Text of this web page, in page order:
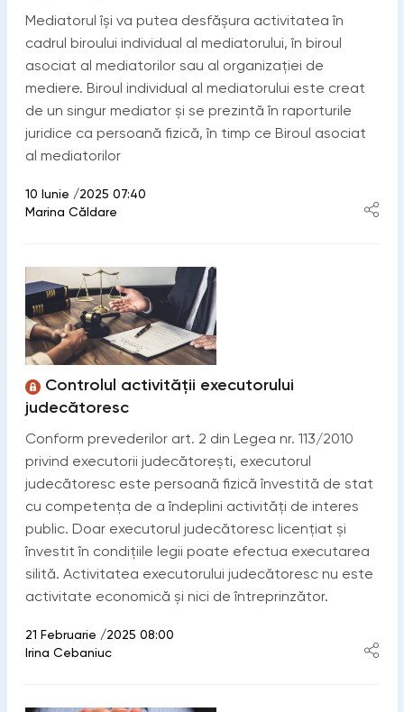
Mediatorul își va putea desfășura activitatea în
cadrul biroului individual al mediatorului, în biroul
asociat al mediatorilor sau al organizației de
mediere. Biroul individual al mediatorului este creat
de un singur mediator şi se prezintă în raporturile
juridice ca persoană fizică, în timp ce Biroul asociat
al mediatorilor
10 Iunie /2025 07:40
Marina Căldare
Controlul activităţii executorului
judecătoresc
Conform prevederilor art. 2 din Legea nr. 113/2010
privind executorii judecătorești, executorul
judecătoresc este persoană fizică învestită de stat
cu competenţa de a îndeplini activităţi de interes
public. Doar executorul judecătoresc licenţiat şi
învestit în condiţiile legii poate efectua executarea
silită. Activitatea executorului judecătoresc nu este
activitate economică şi nici de întreprinzător.
21 Februarie /2025 08:00
Irina Cebaniuc